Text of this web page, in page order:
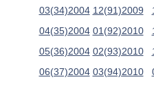
03(34)2004
04(35)2004
05(36)2004
06(37)2004
12(91)2009
01(92)2010
02(93)2010
03(94)2010